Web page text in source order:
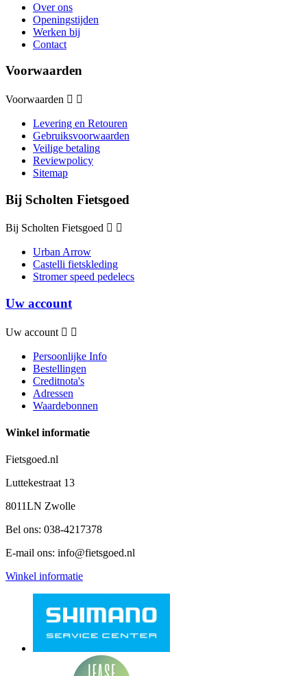
Over ons
Openingstijden
Werken bij
Contact
Voorwaarden
Voorwaarden  
Levering en Retouren
Gebruiksvoorwaarden
Veilige betaling
Reviewpolicy
Sitemap
Bij Scholten Fietsgoed
Bij Scholten Fietsgoed  
Urban Arrow
Castelli fietskleding
Stromer speed pedelecs
Uw account
Uw account  
Persoonlijke Info
Bestellingen
Creditnota's
Adressen
Waardebonnen
Winkel informatie
Fietsgoed.nl
Luttekestraat 13
8011LN Zwolle
Bel ons: 038-4217378
E-mail ons: info@fietsgoed.nl
Winkel informatie